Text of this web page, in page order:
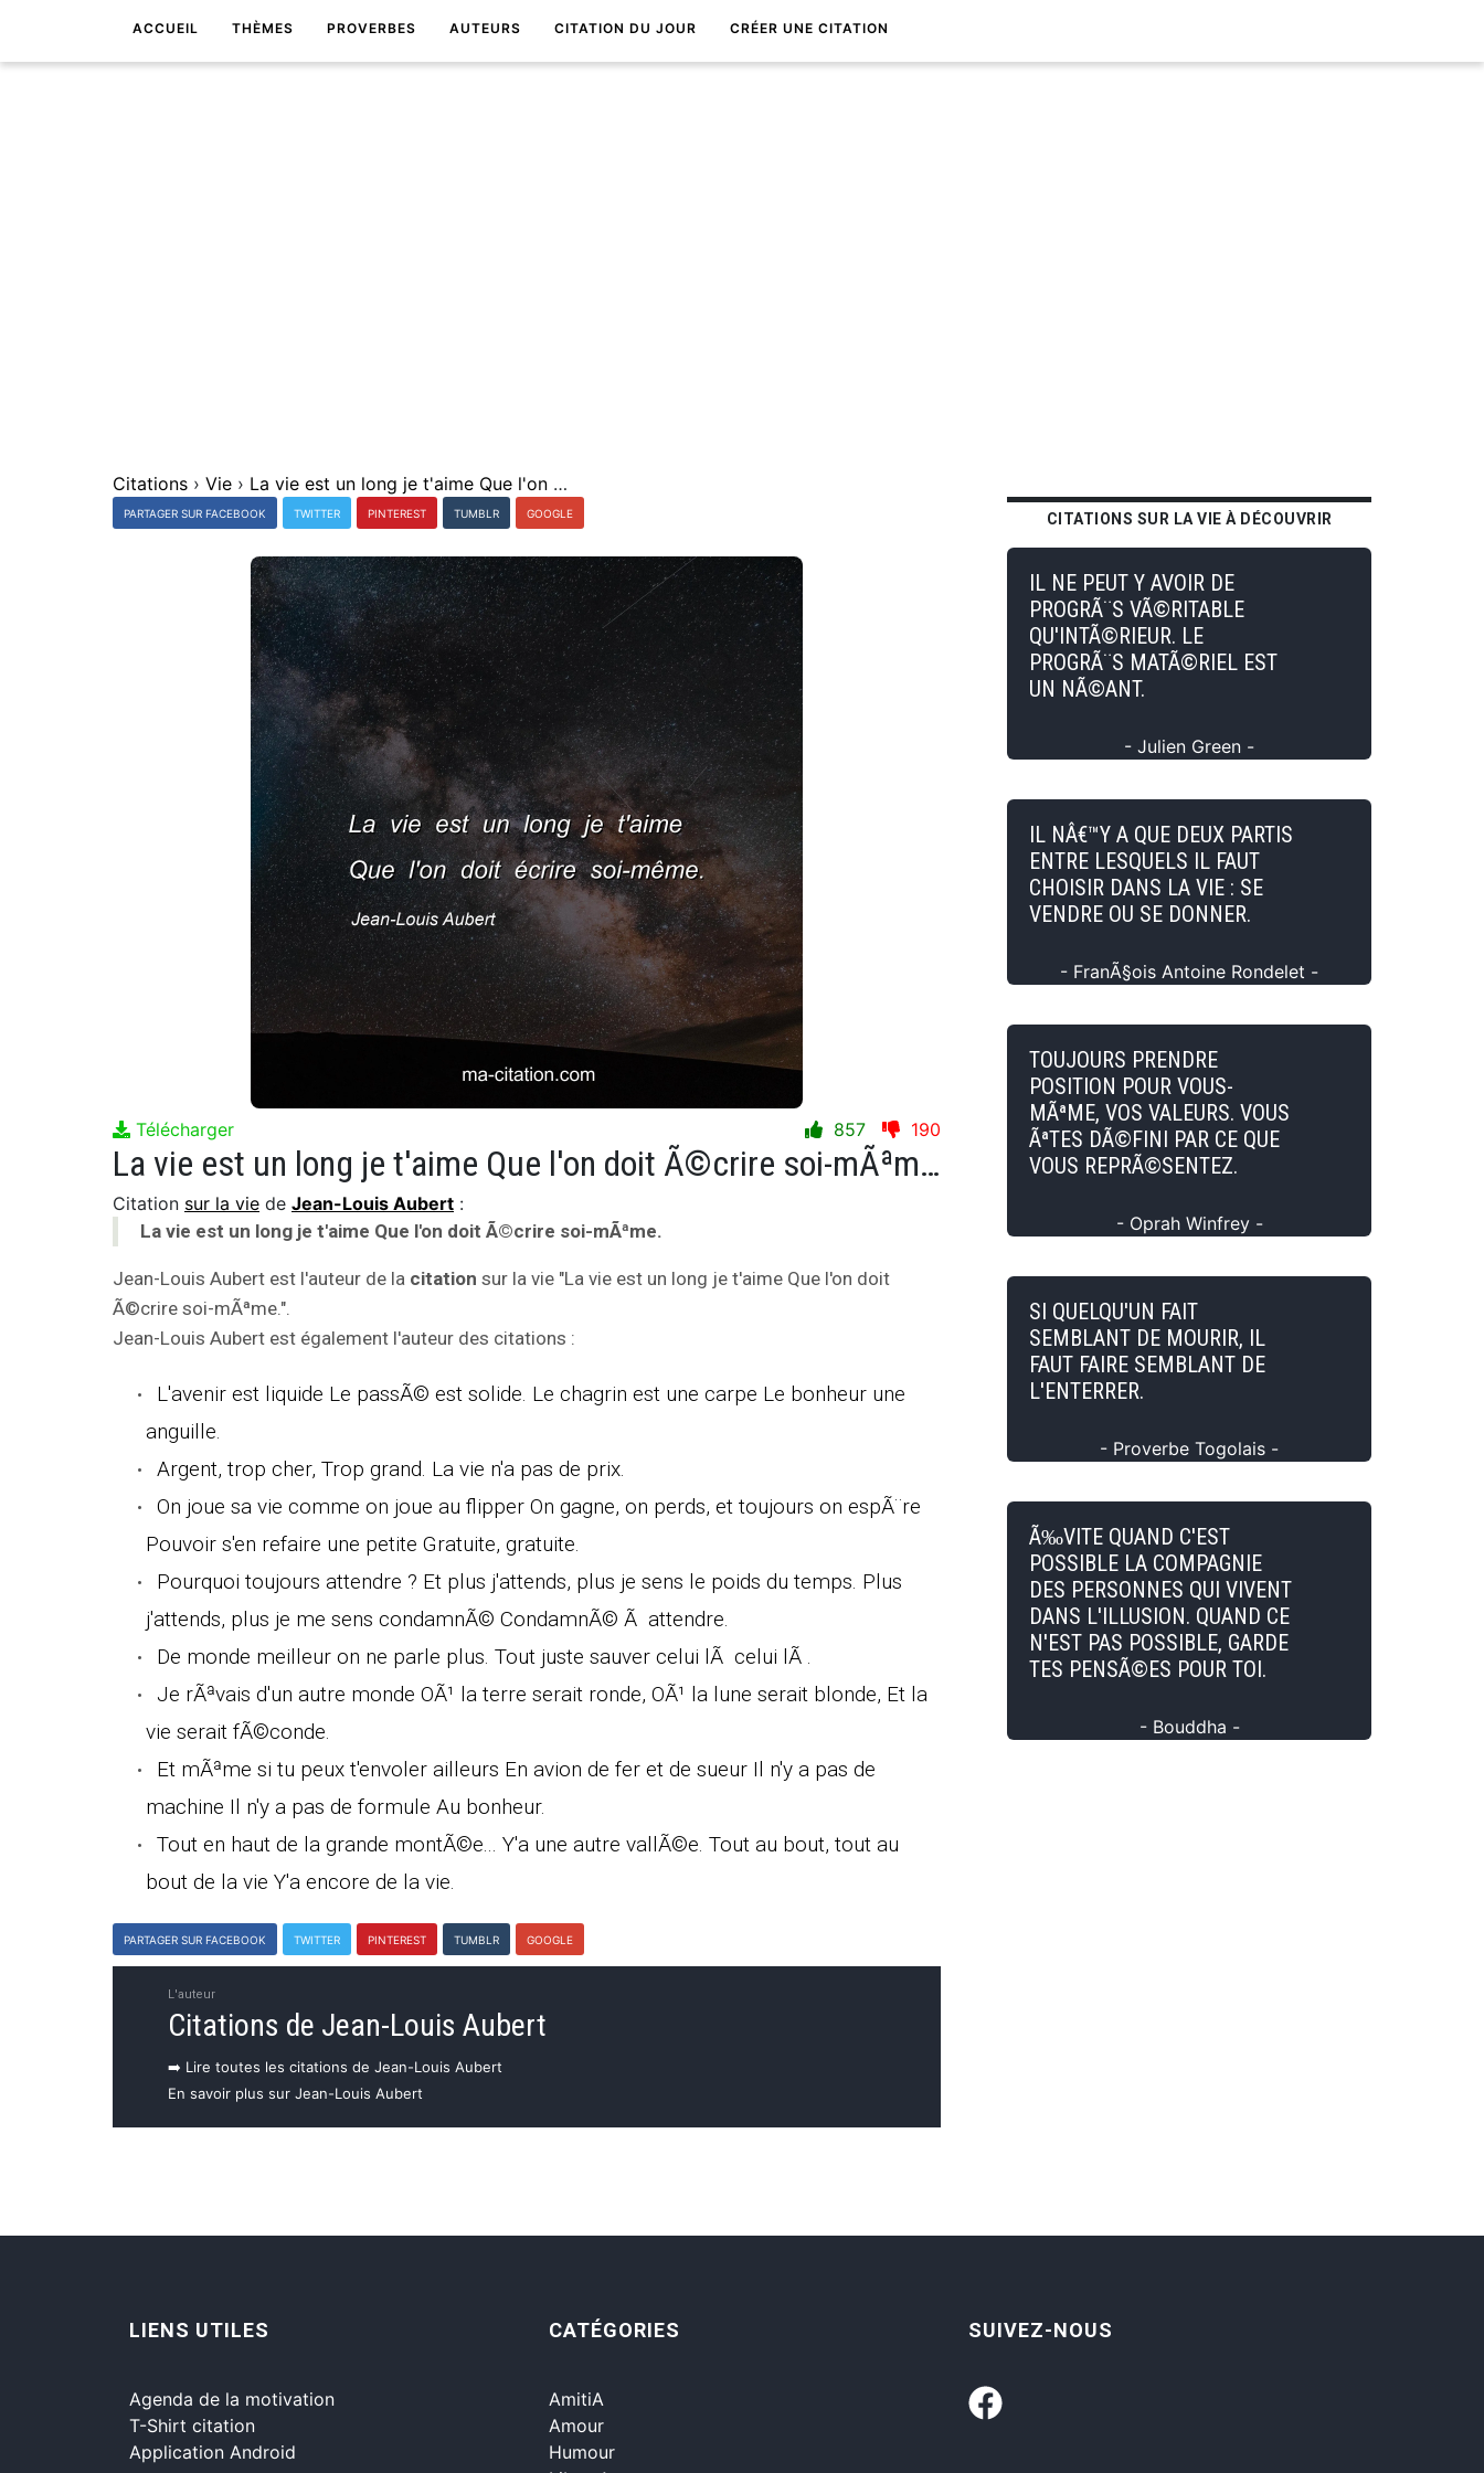
ACCUEIL THÈMES PROVERBES AUTEURS CITATION DU JOUR CRÉER UNE CITATION
Citations › Vie › La vie est un long je t'aime Que l'on doit Ã©crire soi-mÃªme.
PARTAGER SUR FACEBOOK TWITTER PINTEREST TUMBLR GOOGLE
Télécharger 857 190
La vie est un long je t'aime Que l'on doit Ã©crire soi-mÃªme.
Citation sur la vie de Jean-Louis Aubert :
La vie est un long je t'aime Que l'on doit Ã©crire soi-mÃªme.
Jean-Louis Aubert est l'auteur de la citation sur la vie "La vie est un long je t'aime Que l'on doit
Ã©crire soi-mÃªme.".
Jean-Louis Aubert est également l'auteur des citations :
L'avenir est liquide Le passÃ© est solide. Le chagrin est une carpe Le bonheur une
anguille.
Argent, trop cher, Trop grand. La vie n'a pas de prix.
On joue sa vie comme on joue au flipper On gagne, on perds, et toujours on espÃ¨re
Pouvoir s'en refaire une petite Gratuite, gratuite.
Pourquoi toujours attendre ? Et plus j'attends, plus je sens le poids du temps. Plus
j'attends, plus je me sens condamnÃ© CondamnÃ© Ã attendre.
De monde meilleur on ne parle plus. Tout juste sauver celui lÃ celui lÃ .
Je rÃªvais d'un autre monde OÃ¹ la terre serait ronde, OÃ¹ la lune serait blonde, Et la
vie serait fÃ©conde.
Et mÃªme si tu peux t'envoler ailleurs En avion de fer et de sueur Il n'y a pas de
machine Il n'y a pas de formule Au bonheur.
Tout en haut de la grande montÃ©e... Y'a une autre vallÃ©e. Tout au bout, tout au
bout de la vie Y'a encore de la vie.
PARTAGER SUR FACEBOOK TWITTER PINTEREST TUMBLR GOOGLE
L'auteur
Citations de Jean-Louis Aubert
➡️ Lire toutes les citations de Jean-Louis Aubert
En savoir plus sur Jean-Louis Aubert
CITATIONS SUR LA VIE À DÉCOUVRIR
IL NE PEUT Y AVOIR DE
PROGRÃ¨S VÃ©RITABLE
QU'INTÃ©RIEUR. LE
PROGRÃ¨S MATÃ©RIEL EST
UN NÃ©ANT.
- Julien Green -
IL NÂ€™Y A QUE DEUX PARTIS
ENTRE LESQUELS IL FAUT
CHOISIR DANS LA VIE : SE
VENDRE OU SE DONNER.
- FranÃ§ois Antoine Rondelet -
TOUJOURS PRENDRE
POSITION POUR VOUS-
MÃªME, VOS VALEURS. VOUS
ÃªTES DÃ©FINI PAR CE QUE
VOUS REPRÃ©SENTEZ.
- Oprah Winfrey -
SI QUELQU'UN FAIT
SEMBLANT DE MOURIR, IL
FAUT FAIRE SEMBLANT DE
L'ENTERRER.
- Proverbe Togolais -
Ã‰VITE QUAND C'EST
POSSIBLE LA COMPAGNIE
DES PERSONNES QUI VIVENT
DANS L'ILLUSION. QUAND CE
N'EST PAS POSSIBLE, GARDE
TES PENSÃ©ES POUR TOI.
- Bouddha -
LIENS UTILES
Agenda de la motivation
T-Shirt citation
Application Android
CATÉGORIES
AmitiA
Amour
Humour
SUIVEZ-NOUS